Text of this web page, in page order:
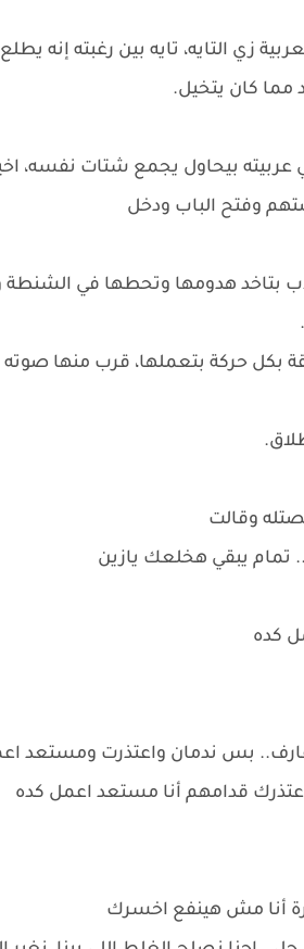
زي التايه، تايه بين رغبته إنه
مما كان يتخيل.
بيحاول يجمع شتات نفسه،
وفتح الباب ودخل
بتاخد هدومها وتحطها في
بكل حركة بتعملها، قرب منها
وقالت
تمام يبقي هخلعك يازين
كده
بس ندمان واعتذرت ومستعد
اعتذرك قدامهم أنا مستعد اعمل كده
أنا مش هينفع اخسرك